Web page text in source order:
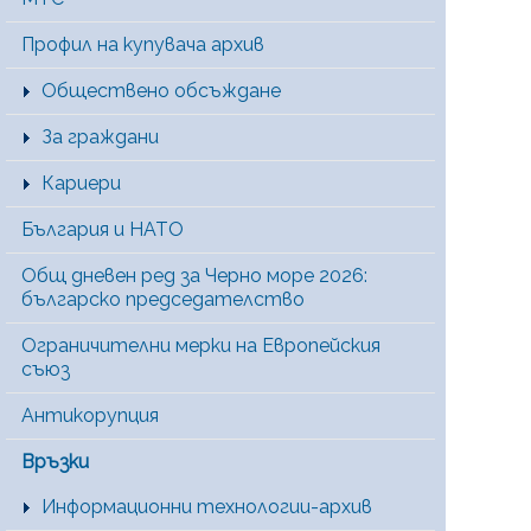
Профил на купувача архив
Обществено обсъждане
За граждани
Кариери
България и НАТО
Общ дневен ред за Черно море 2026:
българско председателство
Ограничителни мерки на Европейския
съюз
Антикорупция
Връзки
Информационни технологии-архив